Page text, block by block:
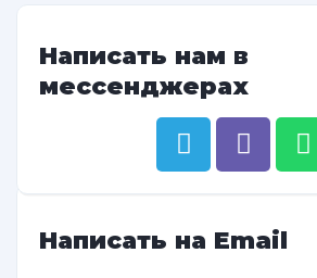
Написать нам в
мессенджерах
Написать на Email